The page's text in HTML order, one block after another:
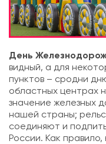
День
видный, а для
пунктов – сродни
областных центрах
значение железных
нашей страны;
соединяют и
России. Как